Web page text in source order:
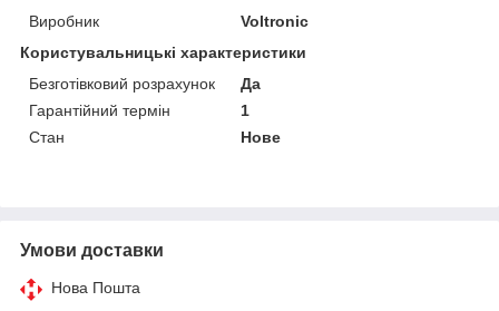
Виробник
Voltronic
Користувальницькі характеристики
Безготівковий розрахунок
Да
Гарантійний термін
1
Стан
Нове
Умови доставки
Нова Пошта